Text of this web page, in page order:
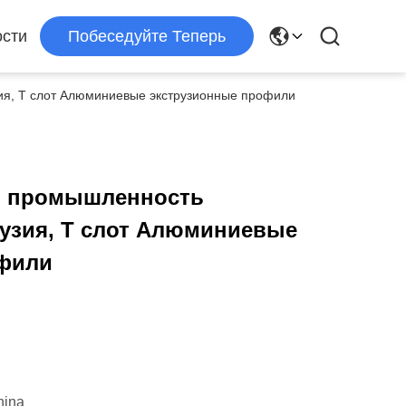
Побеседуйте Теперь
T слот Алюминиевые экструзионные профили
промышленность
T слот Алюминиевые